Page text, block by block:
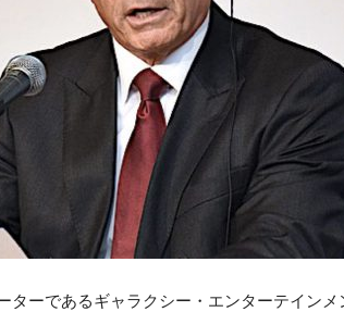
ターであるギャラクシー・エンターテイン